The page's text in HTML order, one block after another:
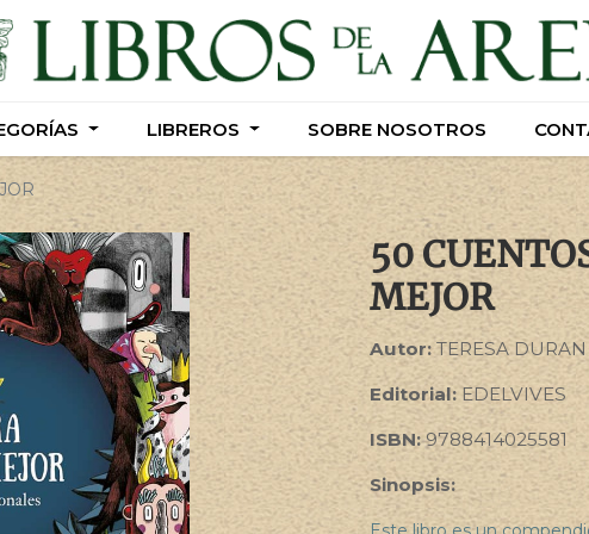
LIBREROS SOBRE NOSOTROS
LIBREROS SOBRE NOSOTROS
50
MEJOR
Autor: TERESA
Editorial: EDELVIVES
ISBN:9788414025581
Sinopsis: